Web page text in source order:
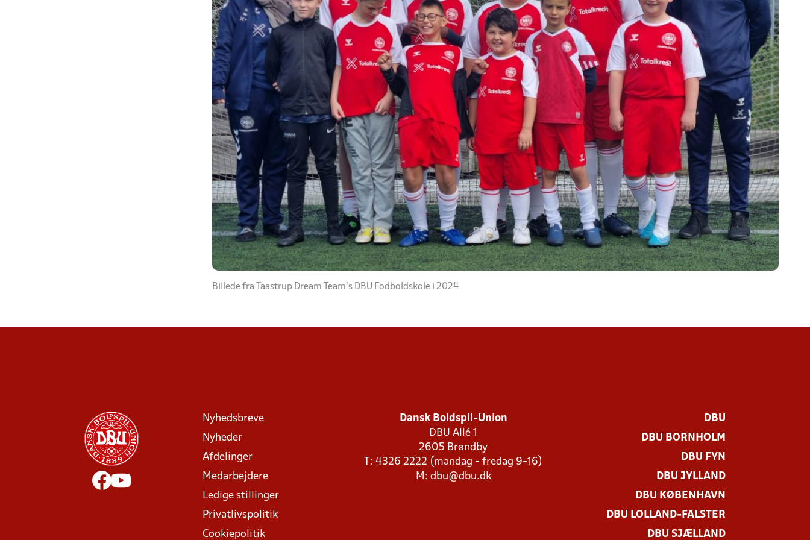
Billede fra Taastrup Dream Team's DBU Fodboldskole i 2024
Nyhedsbreve
Nyheder
Afdelinger
Medarbejdere
Ledige stillinger
Privatlivspolitik
Cookiepolitik
Dansk Boldspil-Union
DBU Allé 1
2605 Brøndby
T: 4326 2222 (mandag - fredag 9-16)
M: dbu@dbu.dk
DBU
DBU BORNHOLM
DBU FYN
DBU JYLLAND
DBU KØBENHAVN
DBU LOLLAND-FALSTER
DBU SJÆLLAND